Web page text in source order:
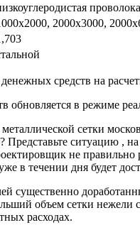
2000х3000,
средств на
в режиме
сетки
ситуацию ,
не
в течении дня будет
существенно
объем сетки
расходах.